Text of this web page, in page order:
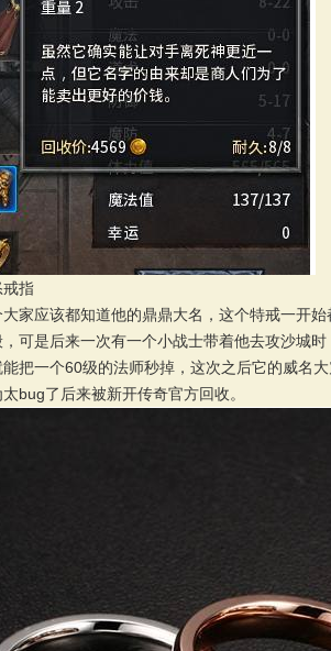
戒指
家应该都知道他的鼎鼎大名，这个特戒一开
可是后来一次有一个小战士带着他去攻沙城
把一个60级的法师秒掉，这次之后它的威名
bug了后来被新开传奇官方回收。